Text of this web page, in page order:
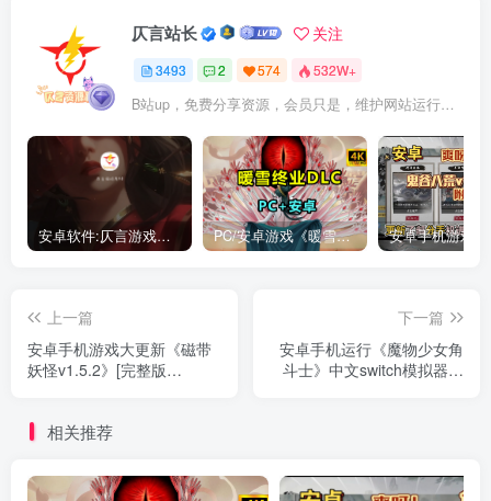
仄言站长 关注
3493 2 574 532W+
B站up，免费分享资源，会员只是，维护网站运行，会员权利为可以支持本地下载，更多内容，敬请期待！
安卓软件:仄言游戏库4.0APP全新上架了！没有下的赶紧下载呀！ PC/安卓游戏《暖雪最新v3.1.0.1》终业DLC整合版！
上一篇
安卓手机游戏大更新《磁带
妖怪v1.5.2》[完整版
下一篇
安卓手机运行《魔物少女角
斗士》中文switch模拟器！
相关推荐